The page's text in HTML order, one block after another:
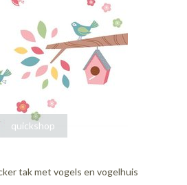
quickshop
tak met vogels en vogelhuis